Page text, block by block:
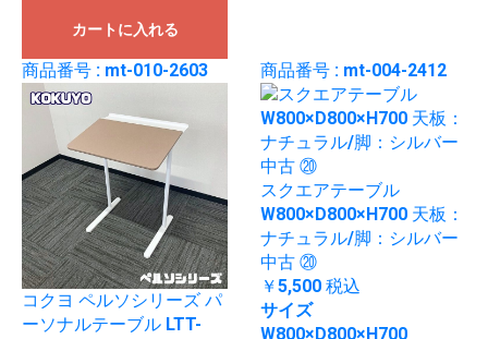
カートに入れる
商品番号 : mt-010-2603
コクヨ ペルソシリーズ パ
ーソナルテーブル LTT-
商品番号 : mt-004-2412
スクエアテーブル
W800×D800×H700 天板：
ナチュラル/脚：シルバー
中古 ⑳
￥5,500 税込
サイズ
W800×D800×H700